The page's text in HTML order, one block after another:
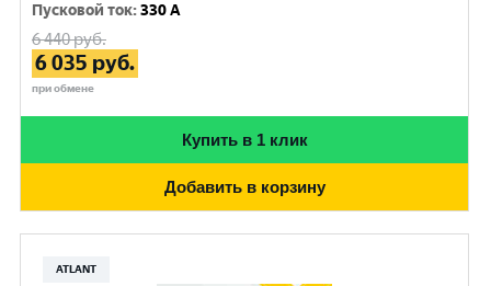
Пусковой ток:330 A
6 440руб.
6 035 руб.
при обмене
Купить в 1 клик
Добавить в корзину
ATLANT